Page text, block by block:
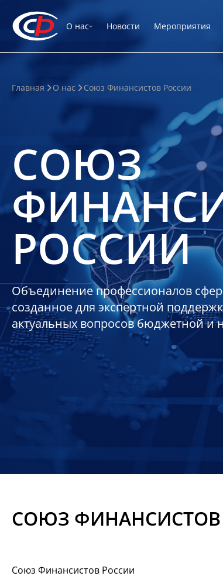
О нас Новости Мероприятия
Главная О нас Союз Финансистов России
СОЮЗ
РОССИИ
Объединение профессионалов
созданное для экспертной
актуальных вопросов бюджетной и
СОЮЗ
Союз Финансистов России